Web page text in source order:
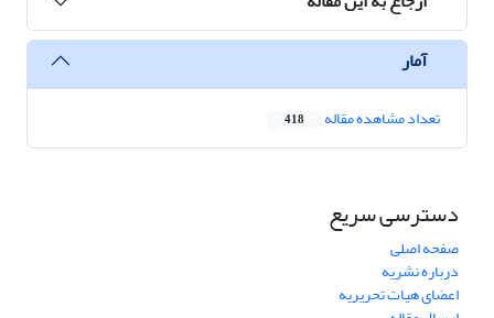
آمار
تعداد مشاهده مقاله 418
دسترسی سریع
صفحه اصلی
درباره نشریه
اعضای هیات تحریریه